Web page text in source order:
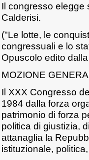
Il congresso elegge
Calderisi.
("Le lotte, le
congressuali e lo
Opuscolo edito
MOZIONE
Il XXX Congresso
1984 dalla forza
patrimonio di forza
politica di giustizia,
attanaglia la
istituzionale,